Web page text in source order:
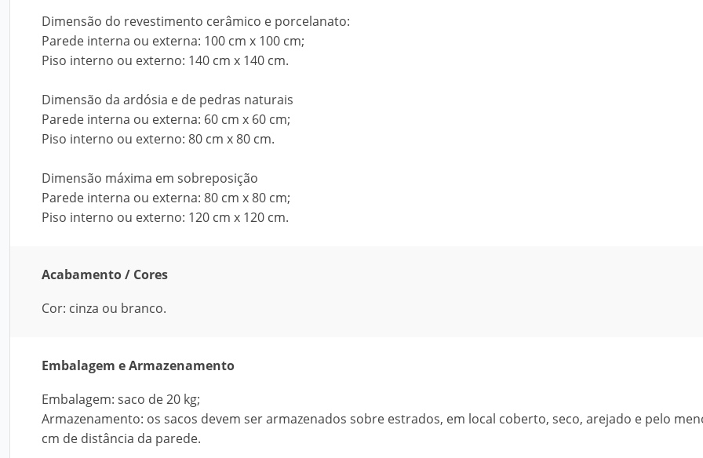
Dimensão do revestimento cerâmico e porcelanato:
Parede interna ou externa: 100 cm x 100 cm;
Piso interno ou externo: 140 cm x 140 cm.
Dimensão da ardósia e de pedras naturais
Parede interna ou externa: 60 cm x 60 cm;
Piso interno ou externo: 80 cm x 80 cm.
Dimensão máxima em sobreposição
Parede interna ou externa: 80 cm x 80 cm;
Piso interno ou externo: 120 cm x 120 cm.
Acabamento / Cores
Cor: cinza ou branco.
Embalagem e Armazenamento
Embalagem: saco de 20 kg;
Armazenamento: os sacos devem ser armazenados sobre estrados, em local coberto, seco, arejado e pelo
cm de distância da parede.